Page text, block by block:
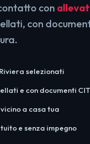
con
con
selezionati
e con documenti
a casa tua
e senza impegno